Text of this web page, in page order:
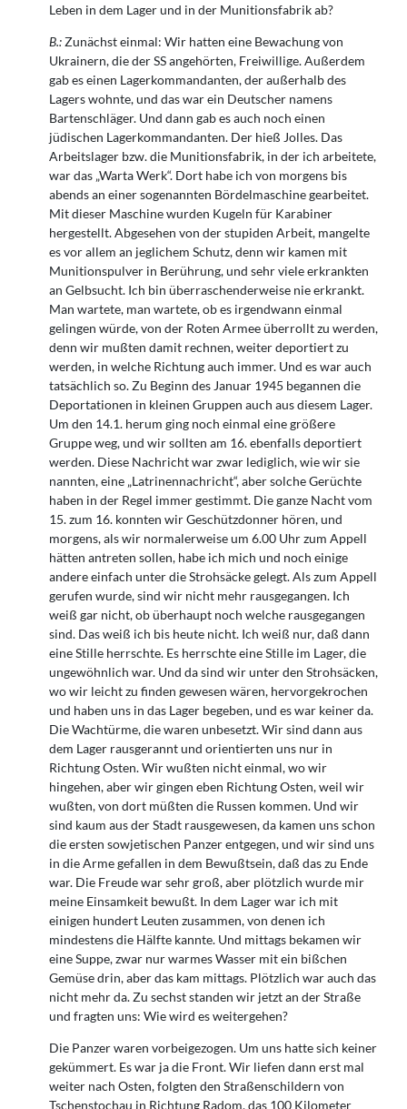
Leben in dem Lager und in der Munitionsfabrik ab?
B.:Zunächst einmal: Wir hatten eine Bewachung von
Ukrainern, die der SS angehörten, Freiwillige. Außerdem
gab es einen Lagerkommandanten, der außerhalb des
Lagers wohnte, und das war ein Deutscher namens
Bartenschläger. Und dann gab es auch noch einen
jüdischen Lagerkommandanten. Der hieß Jolles. Das
Arbeitslager bzw. die Munitionsfabrik, in der ich arbeitete,
war das „Warta Werk“. Dort habe ich von morgens bis
abends an einer sogenannten Bördelmaschine gearbeitet.
Mit dieser Maschine wurden Kugeln für Karabiner
hergestellt. Abgesehen von der stupiden Arbeit, mangelte
es vor allem an jeglichem Schutz, denn wir kamen mit
Munitionspulver in Berührung, und sehr viele erkrankten
an Gelbsucht. Ich bin überraschenderweise nie erkrankt.
Man wartete, man wartete, ob es irgendwann ein­mal
gelingen würde, von der Roten Armee überrollt zu werden,
denn wir mußten damit rechnen, weiter deportiert zu
werden, in welche Richtung auch immer. Und es war auch
tatsächlich so. Zu Beginn des Januar 1945 begannen die
Deportationen in kleinen Gruppen auch aus diesem Lager.
Um den 14.1. herum ging noch einmal eine größere
Gruppe weg, und wir sollten am 16. ebenfalls deportiert
werden. Diese Nachricht war zwar lediglich, wie wir sie
nannten, eine „Latrinennachricht“, aber solche Gerüchte
haben in der Regel immer gestimmt. Die ganze Nacht vom
15. zum 16. konnten wir Geschützdonner hören, und
morgens, als wir normalerweise um 6.00 Uhr zum Appell
hätten antreten sollen, habe ich mich und noch einige
andere einfach unter die Strohsäcke gelegt. Als zum Appell
gerufen wurde, sind wir nicht mehr rausgegangen. Ich
weiß gar nicht, ob überhaupt noch welche rausgegangen
sind. Das weiß ich bis heute nicht. Ich weiß nur, daß dann
eine Stille herrschte. Es herrschte eine Stille im Lager, die
ungewöhnlich war. Und da sind wir unter den Strohsäcken,
wo wir leicht zu finden gewesen wären, hervorgekrochen
und haben uns in das Lager begeben, und es war keiner da.
Die Wachtürme, die waren unbesetzt. Wir sind dann aus
dem Lager rausgerannt und orientierten uns nur in
Richtung Osten. Wir wußten nicht einmal, wo wir
hingehen, aber wir gingen eben Richtung Osten, weil wir
wußten, von dort müßten die Russen kommen. Und wir
sind kaum aus der Stadt rausgewesen, da kamen uns schon
die ersten sowjetischen Panzer entgegen, und wir sind uns
in die Arme gefallen in dem Bewußtsein, daß das zu Ende
war. Die Freude war sehr groß, aber plötzlich wurde mir
meine Einsamkeit bewußt. In dem Lager war ich mit
einigen hundert Leuten zusammen, von denen ich
mindestens die Hälfte kannte. Und mittags bekamen wir
eine Suppe, zwar nur warmes Wasser mit ein bißchen
Gemüse drin, aber das kam mittags. Plötzlich war auch das
nicht mehr da. Zu sechst standen wir jetzt an der Straße
und fragten uns: Wie wird es weitergehen?
Die Panzer waren vorbeigezogen. Um uns hatte sich keiner
gekümmert. Es war ja die Front. Wir liefen dann erst mal
weiter nach Osten, folgten den Straßenschildern von
Tschenstochau in Richtung Radom, das 100 Kilometer